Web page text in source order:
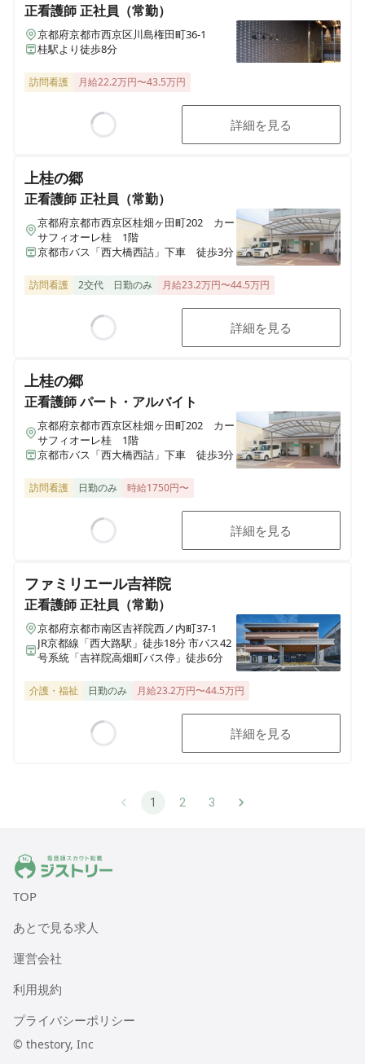
正看護師正社員（常勤）
京都府京都市西京区川島権田町36-1
桂駅より徒歩8分
訪問看護 月給22.2万円〜43.5万円
詳細を見る
上桂の郷
正看護師正社員（常勤）
京都府京都市西京区桂畑ヶ田町202 カー
サフィオーレ桂 1階
京都市バス「西大橋西詰」下車 徒歩3分
訪問看護 2交代 日勤のみ 月給23.2万円〜44.5万円
詳細を見る
上桂の郷
正看護師パート・アルバイト
京都府京都市西京区桂畑ヶ田町202 カー
サフィオーレ桂 1階
京都市バス「西大橋西詰」下車 徒歩3分
訪問看護 日勤のみ 時給1750円〜
詳細を見る
ファミリエール吉祥院
正看護師正社員（常勤）
京都府京都市南区吉祥院西ノ内町37-1
JR京都線「西大路駅」徒歩18分 市バス42
号系統「吉祥院高畑町バス停」徒歩6分
介護・福祉 日勤のみ 月給23.2万円〜44.5万円
詳細を見る
1 2 3
ジストリー 看護師の転職マッチング
TOP
あとで見る求人
運営会社
利用規約
プライバシーポリシー
© thestory, Inc